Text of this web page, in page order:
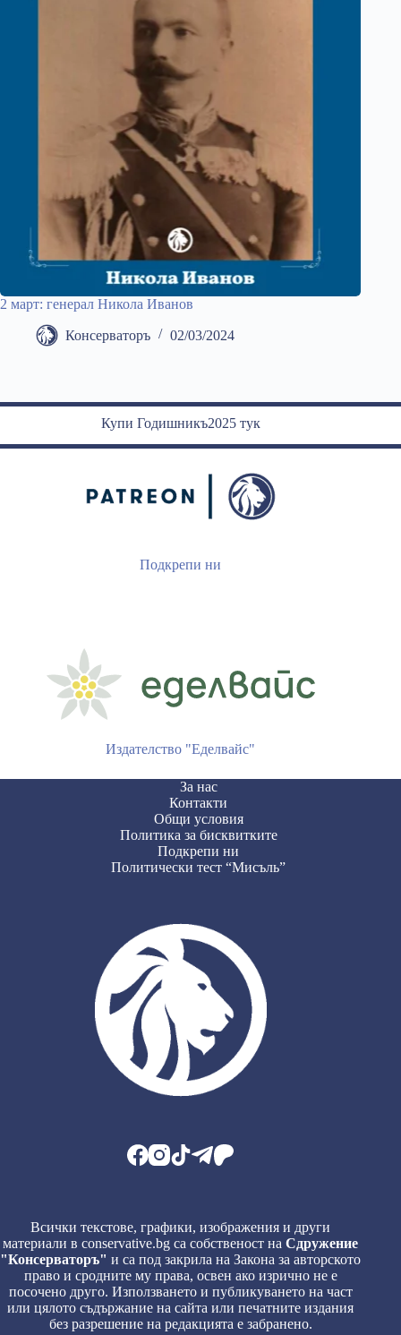
2 март: генерал Никола Иванов
Консерваторъ 02/03/2024
Купи Годишникъ2025 тук
Подкрепи ни
Издателство "Еделвайс"
За нас
Контакти
Общи условия
Политика за бисквитките
Подкрепи ни
Политически тест “Мисъль”
Всички текстове, графики, изображения и други
материали в conservative.bg са собственост наСдружение
"Консерваторъ" и са под закрила на Закона за авторското
право и сродните му права, освен ако изрично не е
посочено друго. Използването и публикуването на част
или цялото съдържание на сайта или печатните издания
без разрешение на редакцията е забранено.